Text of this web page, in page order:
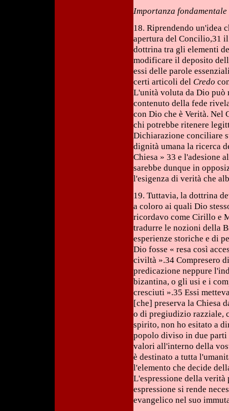
Importanza
18. Riprendendo un'idea
apertura del Concilio,31
dottrina tra gli elementi
modificare il deposito
essi delle parole
certi articoli del Credo
L'unità voluta da Dio può
contenuto della fede
con Dio che è Verità. Nel
chi potrebbe ritenere
Dichiarazione conciliare
dignità umana la ricerca
Chiesa » 33 e l'adesione
sarebbe dunque in
l'esigenza di verità che
19. Tuttavia, la dottrina
a coloro ai quali Dio
ricordavo come Cirillo e
tradurre le nozioni della
esperienze storiche e di
Dio fosse « resa così
civiltà ».34 Compresero
predicazione neppure
bizantina, o gli usi e i
cresciuti ».35 Essi
[che] preserva la Chiesa
o di pregiudizio razziale,
spirito, non ho esitato a
popolo diviso in due parti
valori all'interno della
è destinato a tutta
l'elemento che decide
L'espressione della
espressione si rende
evangelico nel suo